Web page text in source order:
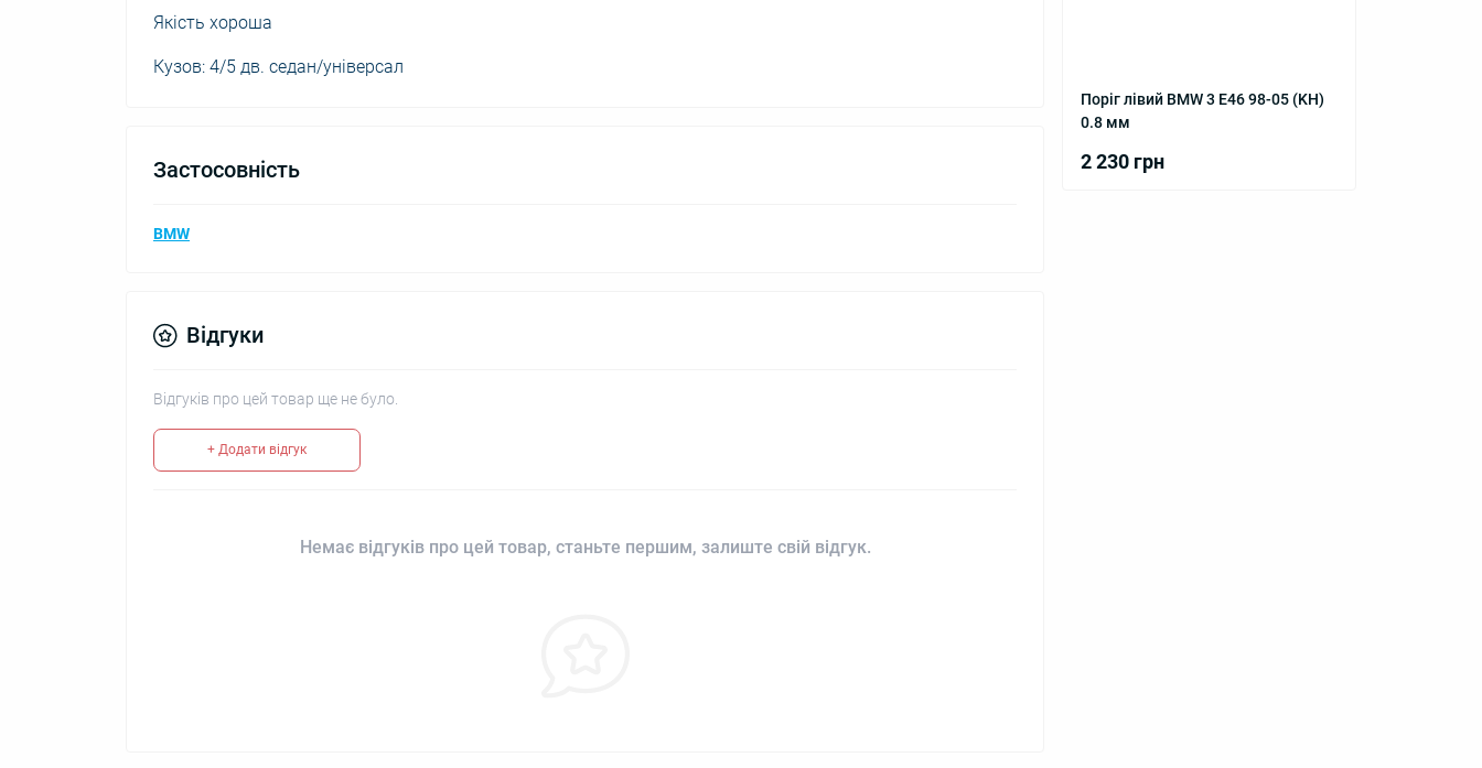
Поріг лівий BMW 3 E46 98-05 (KH)
0.8 мм
2 230 грн
Якість хороша
Кузов: 4/5 дв. седан/універсал
Застосовність
BMW
Відгуки
Відгуків про цей товар ще не було.
+ Додати відгук
Немає відгуків про цей товар, станьте першим, залиште свій відгук.